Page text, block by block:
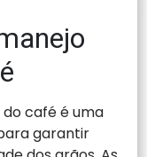
café é uma
garantir